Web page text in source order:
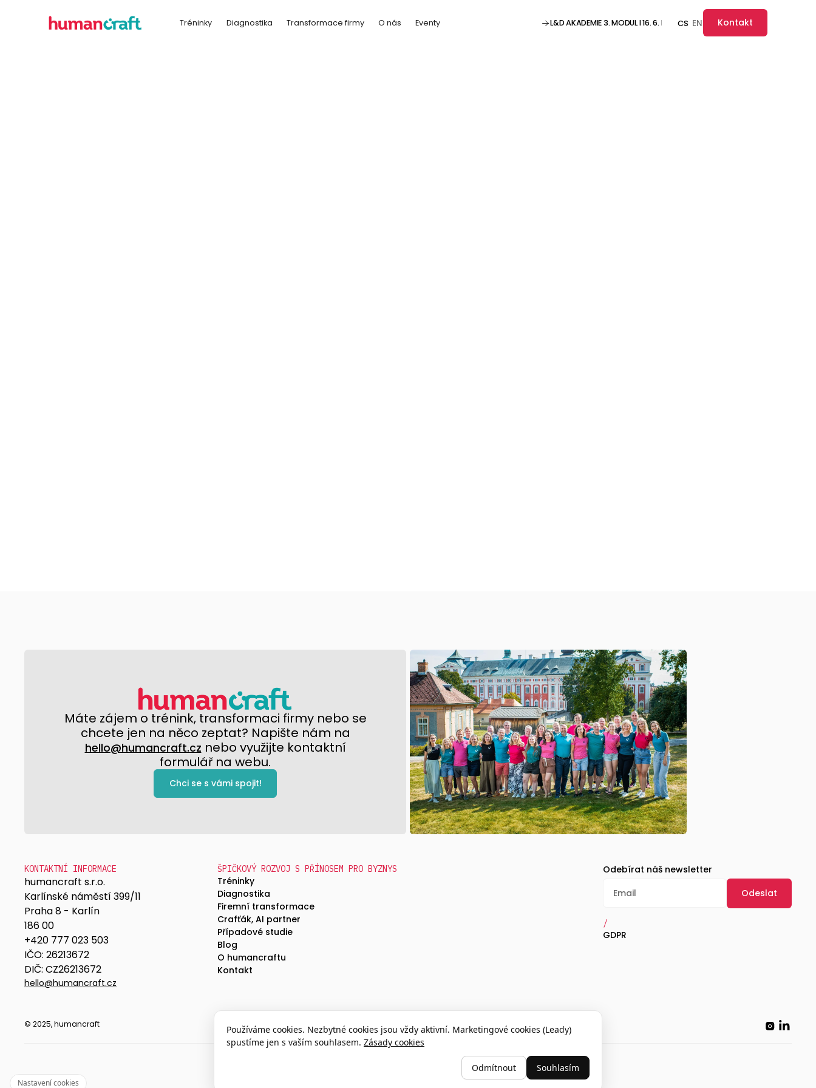
Tréninky Diagnostika Transformace firmy O nás Eventy L&D AKADEMIE 3. MODUL I 16. 6. I ONLINE ··· L&D AKADEMIE 3. MODUL I 16. 6. I
CS EN Kontakt
Máte zájem o trénink, transformaci firmy nebo se
chcete jen na něco zeptat? Napište nám na
hello@humancraft.cz nebo využijte kontaktní
formulář na webu.
Chci se s vámi spojit!
KONTAKTNÍ INFORMACE
humancraft s.r.o.
Karlínské náměstí 399/11
Praha 8 - Karlín
186 00
+420 777 023 503
IČO: 26213672
DIČ: CZ26213672
hello@humancraft.cz
ŠPIČKOVÝ ROZVOJ S PŘÍNOSEM PRO BYZNYS
Tréninky
Diagnostika
Firemní transformace
Crafťák, AI partner
Případové studie
Blog
O humancraftu
Kontakt
Odebírat náš newsletter
/
GDPR
© 2025, humancraft
Používáme cookies. Nezbytné cookies jsou vždy aktivní. Marketingové cookies (Leady)
spustíme jen s vaším souhlasem. Zásady cookies
Odmítnout Souhlasím
Nastavení cookies